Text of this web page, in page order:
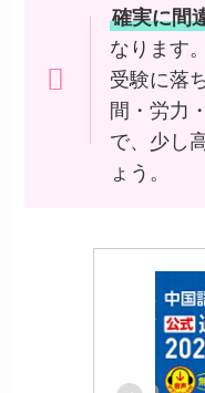
確実に間
なります。
受験に落
間・労力
で、少し
ょう。